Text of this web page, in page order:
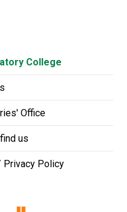
College
Office
us
Privacy Policy